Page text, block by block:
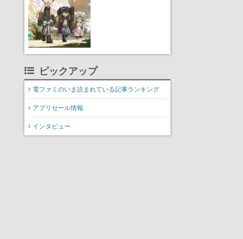
ピックアップ
電ファミのいま読まれている記事ランキング
アプリセール情報
インタビュー